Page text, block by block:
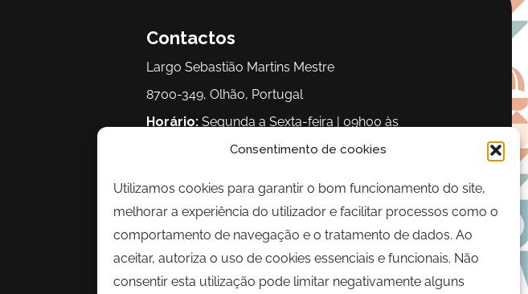
Consentimento de cookies
Utilizamos cookies para garantir o bom funcionamento do site,
melhorar a experiência do utilizador e facilitar processos como o
comportamento de navegação e o tratamento de dados. Ao
aceitar, autoriza o uso de cookies essenciais e funcionais. Não
consentir esta utilização pode limitar negativamente alguns
Contactos
Largo Sebastião Martins Mestre
8700-349, Olhão, Portugal
Horário:Segunda a Sexta-feira | 09h00 às
Telefone:289 700 120